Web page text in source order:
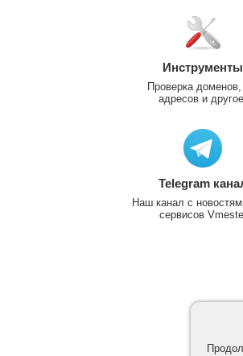
Инструменты
Проверка
адресов и другое.
Telegram
Наш канал с
сервисов Vmeste.